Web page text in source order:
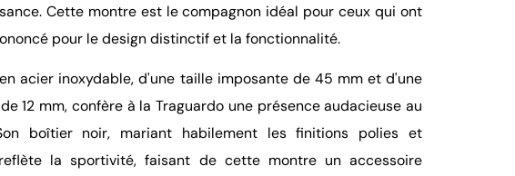
Cette montre est le compagnon idéal pour ceux qui ont
pour le design distinctif et la fonctionnalité.
acier inoxydable, d'une taille imposante de 45 mm et d'une
12 mm, confère à la Traguardo une présence audacieuse au
boîtier noir, mariant habilement les finitions polies et
la sportivité, faisant de cette montre un accessoire